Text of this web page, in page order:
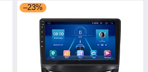
–23%